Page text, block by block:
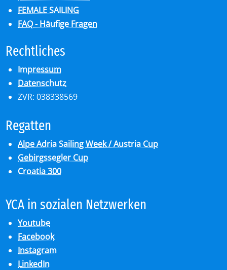
FEMALE SAILING
FAQ - Häufige Fragen
Recht­li­ches
Impressum
Datenschutz
ZVR: 038338569
Re­gat­ten
Alpe Adria Sailing Week / Austria Cup
Gebirgssegler Cup
Croatia 300
YCA in so­zia­len Netz­wer­ken
Youtube
Facebook
Instagram
LinkedIn